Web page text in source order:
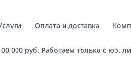
Оплата и доставка
000 руб. Работаем только с юр.